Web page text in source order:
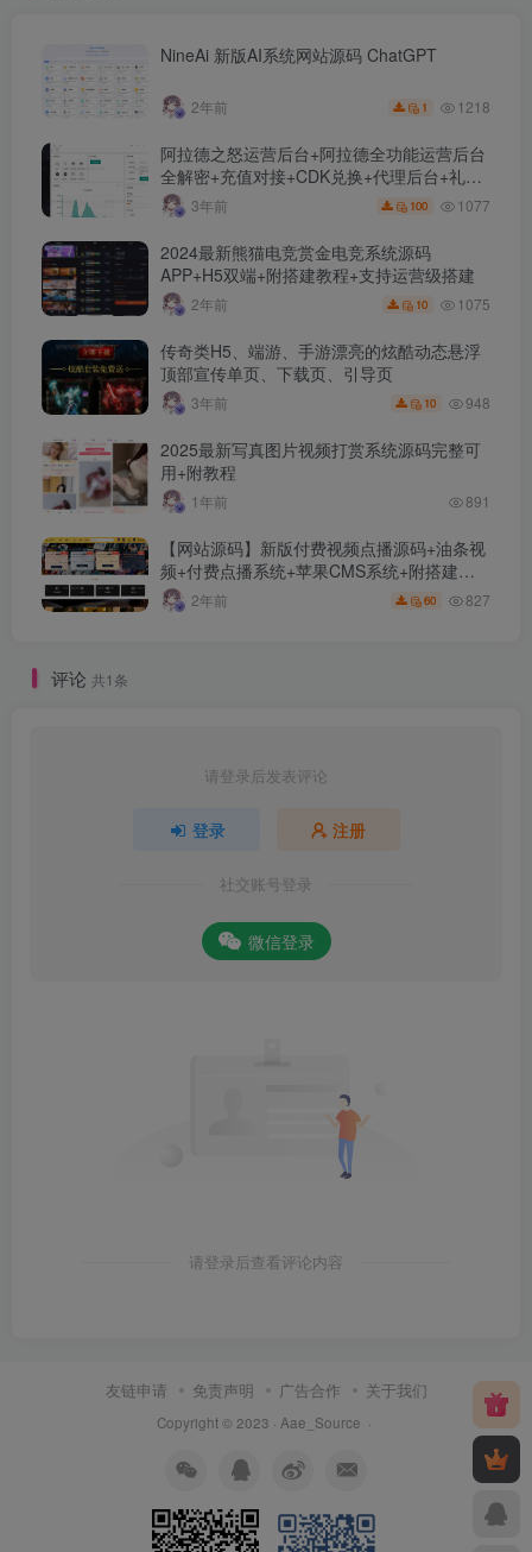
NineAi 新版AI系统网站源码 ChatGPT
2年前 1 1218
阿拉德之怒运营后台+阿拉德全功能运营后台
全解密+充值对接+CDK兑换+代理后台+礼包
管理+商城管理
3年前 100 1077
2024最新熊猫电竞赏金电竞系统源码
APP+H5双端+附搭建教程+支持运营级搭建
2年前 10 1075
传奇类H5、端游、手游漂亮的炫酷动态悬浮
顶部宣传单页、下载页、引导页
3年前 10 948
2025最新写真图片视频打赏系统源码完整可
用+附教程
1年前 891
【网站源码】新版付费视频点播源码+油条视
频+付费点播系统+苹果CMS系统+附搭建教
程+采集接口及规则介绍
2年前 60 827
评论 共1条
请登录后发表评论
登录 注册
社交账号登录
微信登录
请登录后查看评论内容
友链申请 免责声明 广告合作 关于我们
Copyright © 2023 · Aae_Source ·